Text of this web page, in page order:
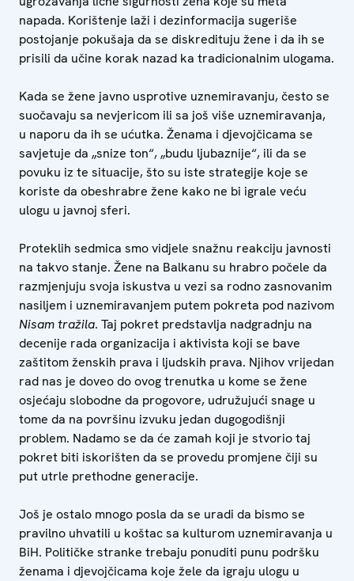
napada. Korištenje laži i dezinformacija sugeriše
postojanje pokušaja da se diskredituju žene i da ih se
prisili da učine korak nazad ka tradicionalnim ulogama.
Kada se žene javno usprotive uznemiravanju, često se
suočavaju sa nevjericom ili sa još više uznemiravanja,
u naporu da ih se ućutka. Ženama i djevojčicama se
savjetuje da „snize ton“, „budu ljubaznije“, ili da se
povuku iz te situacije, što su iste strategije koje se
koriste da obeshrabre žene kako ne bi igrale veću
ulogu u javnoj sferi.
Proteklih sedmica smo vidjele snažnu reakciju javnosti
na takvo stanje. Žene na Balkanu su hrabro počele da
razmjenjuju svoja iskustva u vezi sa rodno zasnovanim
nasiljem i uznemiravanjem putem pokreta pod nazivom
Nisam tražila. Taj pokret predstavlja nadgradnju na
decenije rada organizacija i aktivista koji se bave
zaštitom ženskih prava i ljudskih prava. Njihov vrijedan
rad nas je doveo do ovog trenutka u kome se žene
osjećaju slobodne da progovore, udružujući snage u
tome da na površinu izvuku jedan dugogodišnji
problem. Nadamo se da će zamah koji je stvorio taj
pokret biti iskorišten da se provedu promjene čiji su
put utrle prethodne generacije.
Još je ostalo mnogo posla da se uradi da bismo se
pravilno uhvatili u koštac sa kulturom uznemiravanja u
BiH. Političke stranke trebaju ponuditi punu podršku
ženama i djevojčicama koje žele da igraju ulogu u